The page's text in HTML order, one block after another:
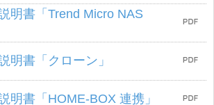
明書「Trend Micro NAS
明書「クローン」
明書「HOME-BOX 連携」